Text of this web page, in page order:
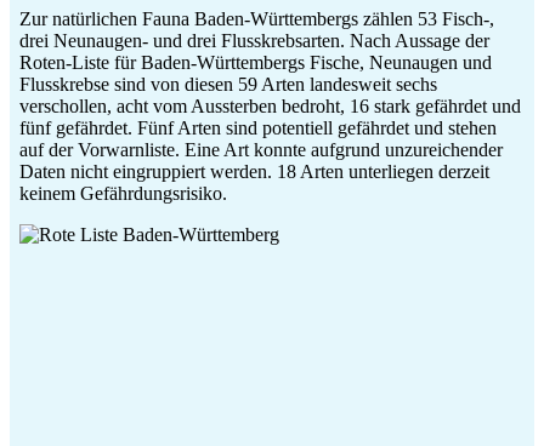
Zur natürlichen Fauna Baden-Württembergs zählen 53 Fisch-,
drei Neunaugen- und drei Flusskrebsarten. Nach Aussage der
Roten-Liste für Baden-Württembergs Fische, Neunaugen und
Flusskrebse sind von diesen 59 Arten landesweit sechs
verschollen, acht vom Aussterben bedroht, 16 stark gefährdet und
fünf gefährdet. Fünf Arten sind potentiell gefährdet und stehen
auf der Vorwarnliste. Eine Art konnte aufgrund unzureichender
Daten nicht eingruppiert werden. 18 Arten unterliegen derzeit
keinem Gefährdungsrisiko.